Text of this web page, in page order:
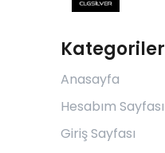
Kategoriler
Anasayfa
Hesabım Sayfası
Giriş Sayfası